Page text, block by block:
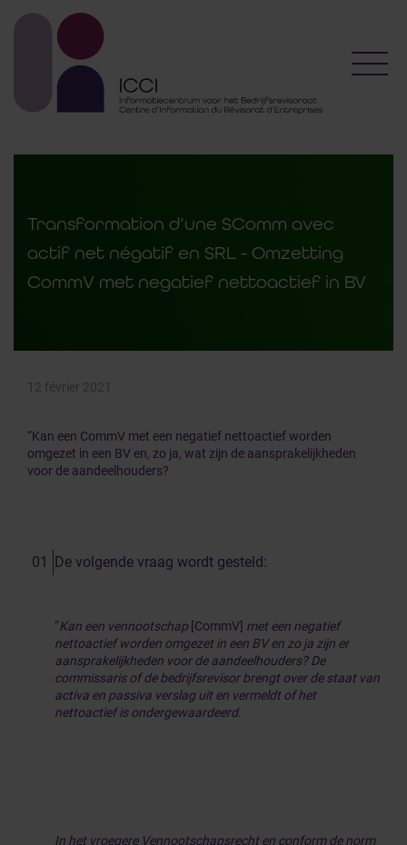
Transformation d’une SComm avec
actif net négatif en SRL - Omzetting
CommV met negatief nettoactief in BV
12 février 2021
“Kan een CommV met een negatief nettoactief worden
omgezet in een BV en, zo ja, wat zijn de aansprakelijkheden
voor de aandeelhouders?
De volgende vraag wordt gesteld:
“Kan een vennootschap [CommV] met een negatief
nettoactief worden omgezet in een BV en zo ja zijn er
aansprakelijkheden voor de aandeelhouders? De
commissaris of de bedrijfsrevisor brengt over de staat van
activa en passiva verslag uit en vermeldt of het
nettoactief is ondergewaardeerd.
In het vroegere Vennootschapsrecht en conform de norm